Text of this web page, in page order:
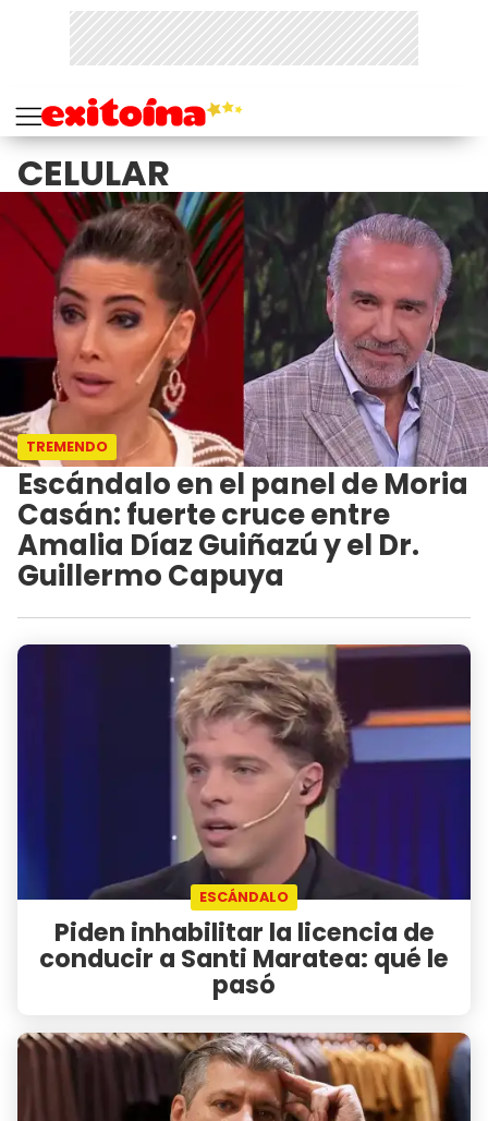
CELULAR
TREMENDO
Escándalo en el panel de Moria
Casán: fuerte cruce entre
Amalia Díaz Guiñazú y el Dr.
Guillermo Capuya
ESCÁNDALO
Piden inhabilitar la licencia de
conducir a Santi Maratea: qué le
pasó